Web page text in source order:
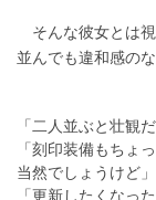
そんな彼女とは視
並んでも違和感の
「二人並ぶと壮観だ
「刻印装備もちょ
当然でしょうけど」
「更新したくなっ